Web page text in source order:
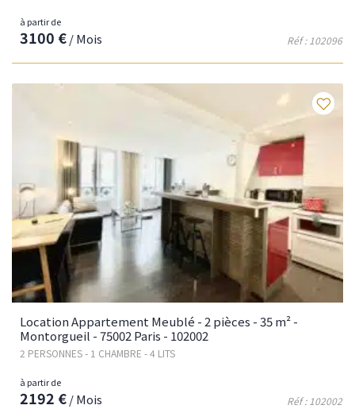
Réf : 102096
à partir de
3100 €/ Mois
Location Appartement Meublé - 2 pièces - 35 m² -
Montorgueil - 75002 Paris - 102002
2 PERSONNES - 1 CHAMBRE - 4 LITS
Réf : 102002
à partir de
2192 €/ Mois